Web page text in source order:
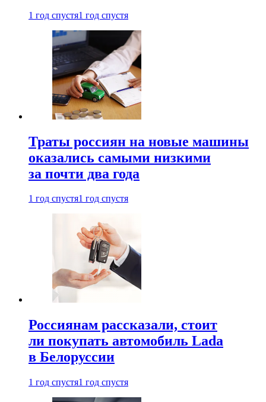
1 год спустя1 год спустя
Траты россиян на новые машины
оказались самыми низкими
за почти два года
1 год спустя1 год спустя
Россиянам рассказали, стоит
ли покупать автомобиль Lada
в Белоруссии
1 год спустя1 год спустя